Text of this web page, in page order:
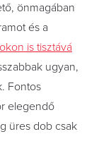
önmagában
és a
is tisztává
ugyan,
Fontos
elegendő
üres dob csak